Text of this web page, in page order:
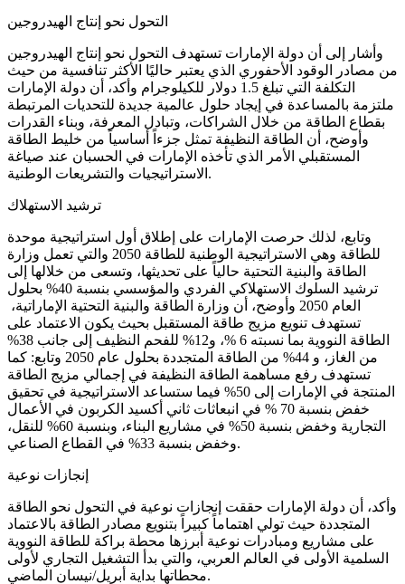
التحول نحو إنتاج الهيدروجين
وأشار إلى أن دولة الإمارات تستهدف التحول نحو إنتاج الهيدروجين
من مصادر الوقود الأحفوري الذي يعتبر حاليًا الأكثر تنافسية من حيث
التكلفة التي تبلغ 1.5 دولار للكيلوجرام وأكد، أن دولة الإمارات
ملتزمة بالمساعدة في إيجاد حلول عالمية جديدة للتحديات المرتبطة
بقطاع الطاقة من خلال الشراكات، وتبادل المعرفة، وبناء القدرات
وأوضح، أن الطاقة النظيفة تمثل جزءاً أساسياً من خليط الطاقة
المستقبلي الأمر الذي تأخذه الإمارات في الحسبان عند صياغة
الاستراتيجيات والتشريعات الوطنية.
ترشيد الاستهلاك
وتابع، لذلك حرصت الإمارات على إطلاق أول استراتيجية موحدة
للطاقة وهي الاستراتيجية الوطنية للطاقة 2050 والتي تعمل وزارة
الطاقة والبنية التحتية حالياً على تحديثها، وتسعى من خلالها إلى
ترشيد السلوك الاستهلاكي الفردي والمؤسسي بنسبة 40% بحلول
العام 2050 وأوضح، أن وزارة الطاقة والبنية التحتية الإماراتية،
تستهدف تنويع مزيج طاقة المستقبل بحيث يكون الاعتماد على
الطاقة النووية بما نسبته 6 %، و12% للفحم النظيف إلى جانب 38%
من الغاز، و 44% من الطاقة المتجددة بحلول عام 2050 وتابع: كما
تستهدف رفع مساهمة الطاقة النظيفة في إجمالي مزيج الطاقة
المنتجة في الإمارات إلى 50% فيما ستساعد الاستراتيجية في تحقيق
خفض بنسبة 70 % في انبعاثات ثاني أكسيد الكربون في الأعمال
التجارية وخفض بنسبة 50% في مشاريع البناء، وبنسبة 60% للنقل،
وخفض بنسبة 33% في القطاع الصناعي.
إنجازات نوعية
وأكد، أن دولة الإمارات حققت إنجازات نوعية في التحول نحو الطاقة
المتجددة حيث تولي اهتماماً كبيراً بتنويع مصادر الطاقة بالاعتماد
على مشاريع ومبادرات نوعية أبرزها محطة براكة للطاقة النووية
السلمية الأولى في العالم العربي، والتي بدأ التشغيل التجاري لأولى
محطاتها بداية أبريل/نيسان الماضي.